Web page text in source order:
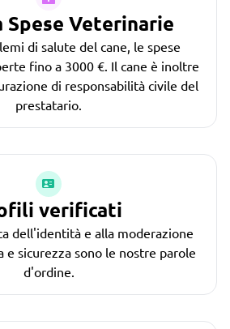
Spese Veterinarie
di salute del cane, le spese
fino a 3000 €. Il cane è inoltre
di responsabilità civile del
prestatario.
verificati
dell'identità e alla moderazione
e sicurezza sono le nostre parole
d'ordine.